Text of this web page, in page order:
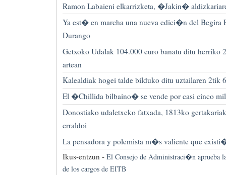
Ramon Labaieni elkarrizketa, �Jakin�
Ya est� en marcha una nueva edici�n del Begira
Durango
Getxoko Udalak 104.000 euro banatu ditu herriko
artean
Kalealdiak hogei talde bilduko ditu uztailaren 2tik
El �Chillida bilbaino� se vende por casi cinco
Donostiako udaletxeko fatxada, 1813ko
erraldoi
La pensadora y polemista m�s valiente que
Ikus-entzun - El Consejo de Administraci�n aprueba
de los cargos de EITB